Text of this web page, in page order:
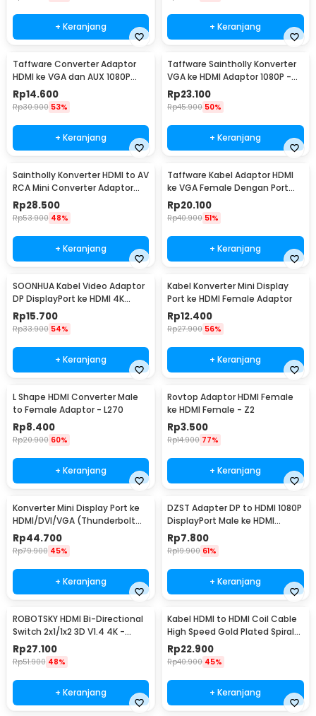
+ Keranjang + Keranjang
Taffware Converter Adaptor
HDMI ke VGA dan AUX 1080P
Proyektor Monitor - S-PC-0389
Rp14.600
Rp30.900 53%
+ Keranjang
Taffware Saintholly Konverter
VGA ke HDMI Adaptor 1080P -
ST-218
Rp23.100
Rp45.900 50%
+ Keranjang
Saintholly Konverter HDMI to AV
RCA Mini Converter Adaptor
1080p - ST-209
Rp28.500
Rp53.900 48%
+ Keranjang
Taffware Kabel Adaptor HDMI
ke VGA Female Dengan Port
Audio 1080p - HD008
Rp20.100
Rp40.900 51%
+ Keranjang
SOONHUA Kabel Video Adaptor
DP DisplayPort ke HDMI 4K
180cm - DP102
Rp15.700
Rp33.900 54%
+ Keranjang
Kabel Konverter Mini Display
Port ke HDMI Female Adaptor
Rp12.400
Rp27.900 56%
+ Keranjang
L Shape HDMI Converter Male
to Female Adaptor - L270
Rp8.400
Rp20.900 60%
+ Keranjang
Rovtop Adaptor HDMI Female
ke HDMI Female - Z2
Rp3.500
Rp14.900 77%
+ Keranjang
Konverter Mini Display Port ke
HDMI/DVI/VGA (Thunderbolt
Compatible) - M-1I3
Rp44.700
Rp79.900 45%
+ Keranjang
DZST Adapter DP to HDMI 1080P
DisplayPort Male ke HDMI
Female - DZST024
Rp7.800
Rp19.900 61%
+ Keranjang
ROBOTSKY HDMI Bi-Directional
Switch 2x1/1x2 3D V1.4 4K -
ACDG0
Rp27.100
Rp51.900 48%
+ Keranjang
Kabel HDMI to HDMI Coil Cable
High Speed Gold Plated Spiral
1.3M - SGS
Rp22.900
Rp40.900 45%
+ Keranjang